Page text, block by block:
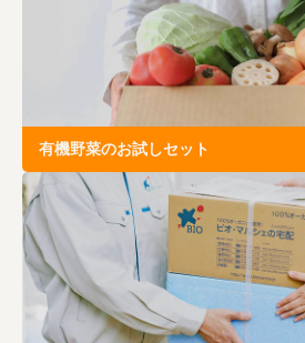
有機野菜のお試しセット